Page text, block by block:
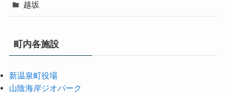
越坂
町内各施設
新温泉町役場
山陰海岸ジオパーク